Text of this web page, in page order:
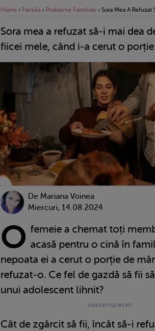
Home › Familia › Probleme Familiale › Sora Mea A
Sora mea a refuzat să-i mai dea
fiicei mele, când i-a cerut o
De Mariana Voinea
Miercuri, 14.08.2024
O femeie a chemat toți
acasă pentru o cină în
nepoata ei a cerut o porție de
refuzat-o. Ce fel de gazdă să fii
unui adolescent lihnit?
Cât de zgârcit să fii, încât să-i